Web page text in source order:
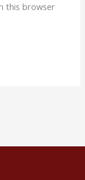
this browser